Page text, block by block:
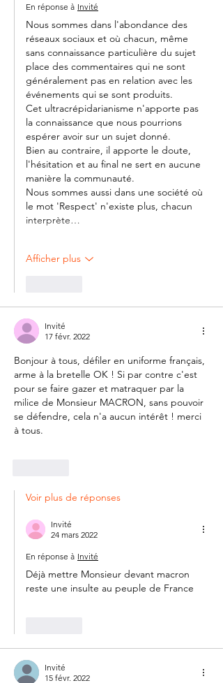
En réponse à Invité
Nous sommes dans l'abondance des
réseaux sociaux et où chacun, même
sans connaissance particulière du sujet
place des commentaires qui ne sont
généralement pas en relation avec les
événements qui se sont produits.
Cet ultracrépidarianisme n'apporte pas
la connaissance que nous pourrions
espérer avoir sur un sujet donné.
Bien au contraire, il apporte le doute,
l'hésitation et au final ne sert en aucune
manière la communauté.
Nous sommes aussi dans une société où
le mot 'Respect' n'existe plus, chacun
interprète…
Afficher plus
Invité
17 févr. 2022
Bonjour à tous, défiler en uniforme français,
arme à la bretelle OK ! Si par contre c'est
pour se faire gazer et matraquer par la
milice de Monsieur MACRON, sans pouvoir
se défendre, cela n'a aucun intérêt ! merci
à tous.
Voir plus de réponses
Invité
24 mars 2022
En réponse à Invité
Déjà mettre Monsieur devant macron
reste une insulte au peuple de France
Invité
15 févr. 2022